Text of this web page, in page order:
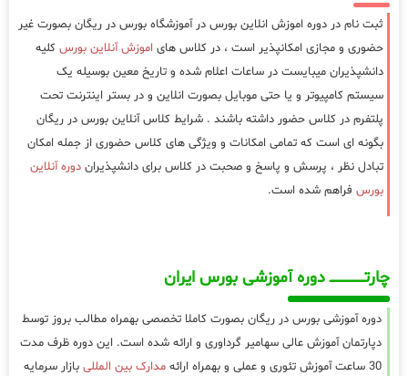
ثبت نام در دوره اموزش انلاین بورس در آموزشگاه بورس در ریگان بصورت غیر
حضوری و مجازی امکانپذیر است ، در کلاس های اموزش آنلاین بورس کلیه
دانشپذیران میبایست در ساعات اعلام شده و تاریخ معین بوسیله یک
سیستم کامپیوتر و یا حتی موبایل بصورت انلاین و در بستر اینترنت تحت
پلتفرم در کلاس حضور داشته باشند . شرایط کلاس آنلاین بورس در ریگان
بگونه ای است که تمامی امکانات و ویژگی های کلاس حضوری از جمله امکان
تبادل نظر ، پرسش و پاسخ و صحبت در کلاس برای دانشپذیران دوره آنلاین
بورس فراهم شده است.
چارتـــــــــــــــــــ دوره آموزشی بورس ایران
دوره آموزشی بورس در ریگان بصورت کاملا تخصصی بهمراه مطالب بروز توسط
دپارتمان آموزش عالی سهامیر گرداوری و ارائه شده است. این دوره ظرف مدت
30 ساعت آموزش تئوری و عملی و بهمراه ارائه
مدارک بین المللی بازار سرمایه